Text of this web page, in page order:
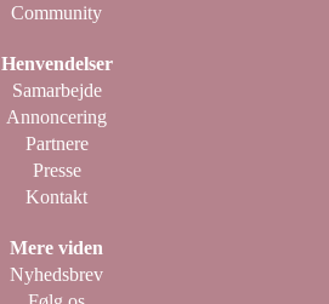
Community
Henvendelser
Samarbejde
Annoncering
Partnere
Presse
Kontakt
Mere viden
Nyhedsbrev